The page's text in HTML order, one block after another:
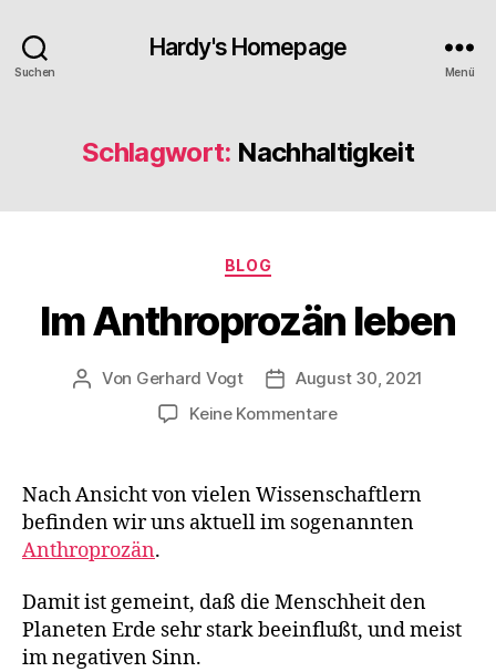
Suchen
Hardy's Homepage
Menü
Schlagwort: Nachhaltigkeit
Kategorien
BLOG
Im Anthroprozän leben
Beitragsautor
Von Gerhard Vogt Veröffentlichungsdatum
August 30, 2021
Keine Kommentarezu
leben
Nach Ansicht von vielen Wissenschaftlern
befinden wir uns aktuell im sogenannten
Anthroprozän.
Damit ist gemeint, daß die Menschheit den
Planeten Erde sehr stark beeinflußt, und meist
im negativen Sinn.